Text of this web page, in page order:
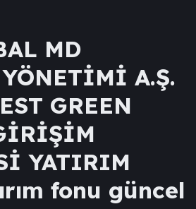
MD
YÖNETİMİ A.Ş.
GREEN
YATIRIM
fonu güncel